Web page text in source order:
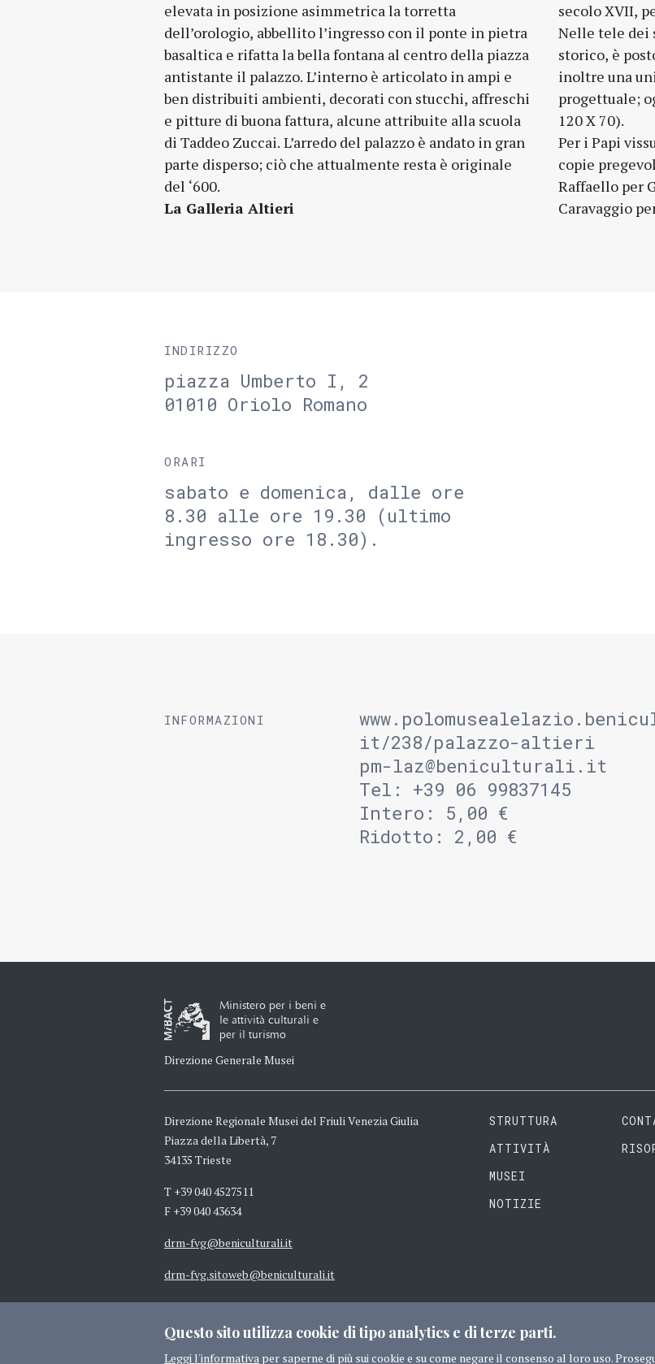
elevata in posizione asimmetrica la torretta
dell’orologio, abbellito l’ingresso con il ponte in pietra
basaltica e rifatta la bella fontana al centro della piazza
antistante il palazzo. L’interno è articolato in ampi e
ben distribuiti ambienti, decorati con stucchi, affreschi
e pitture di buona fattura, alcune attribuite alla scuola
di Taddeo Zuccai. L’arredo del palazzo è andato in gran
parte disperso; ciò che attualmente resta è originale
del ‘600.
La Galleria Altieri
secolo XVII,
Nelle tele dei
storico, è
inoltre una
progettuale;
120 X 70).
Per i Papi
copie
Raffaello per
Caravaggio
INDIRIZZO
piazza Umberto I, 2
01010 Oriolo Romano
ORARI
sabato e domenica, dalle ore
8.30 alle ore 19.30 (ultimo
ingresso ore 18.30).
INFORMAZIONI
it/238/palazzo-altieri
pm-laz@beniculturali.it
Tel: +39 06 99837145
Intero: 5,00 €
Ridotto: 2,00 €
Ministero per i beni e
le attività culturali e
per il turismo
Direzione Generale Musei
Direzione Regionale Musei del Friuli Venezia Giulia
Piazza della Libertà, 7
34135 Trieste
T +39 040 4527511
F +39 040 43634
drm-fvg@beniculturali.it
drm-fvg.sitoweb@beniculturali.it
mbac-drm-fvg@mailcert.beniculturali.it
STRUTTURA
ATTIVITÀ
MUSEI
NOTIZIE
Questo sito utilizza cookie di tipo analytics e di terze parti.
Leggi l'informativa per saperne di più sui cookie e su come negare il consenso al loro uso.